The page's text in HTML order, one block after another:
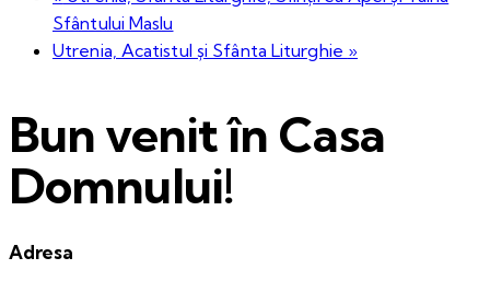
Sfântului Maslu
Utrenia, Acatistul și Sfânta Liturghie »
Bun venit în Casa
Domnului!
Adresa